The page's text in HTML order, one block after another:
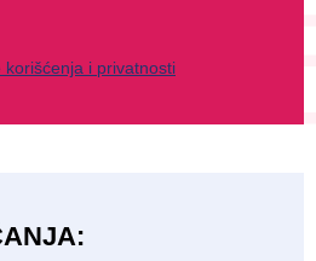
korišćenja i privatnosti